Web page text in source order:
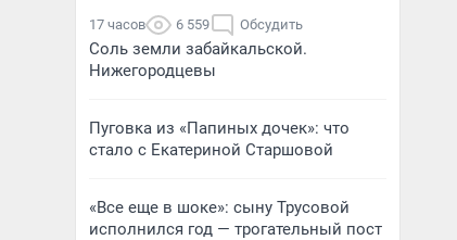
17 часов 6 559 Обсудить
Соль земли забайкальской.
Нижегородцевы
Пуговка из «Папиных дочек»: что
стало с Екатериной Старшовой
«Все еще в шоке»: сыну Трусовой
исполнился год — трогательный пост